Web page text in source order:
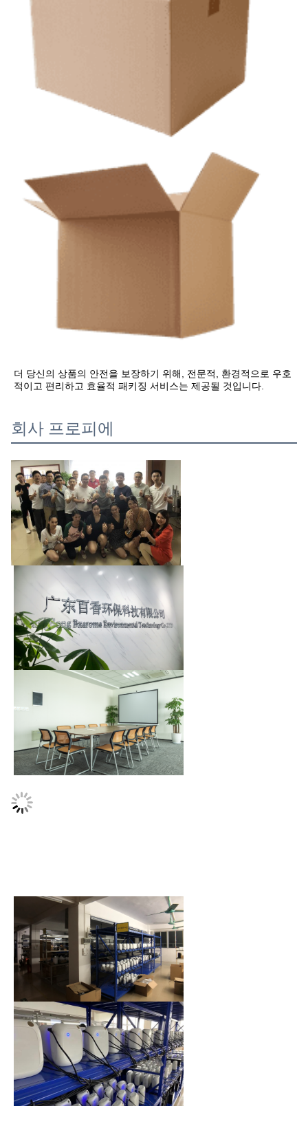
더 당신의 상품의 안전을 보장하기 위해, 전문적, 환경적으로 우호
적이고 편리하고 효율적 패키징 서비스는 제공될 것입니다.
회사 프로피에